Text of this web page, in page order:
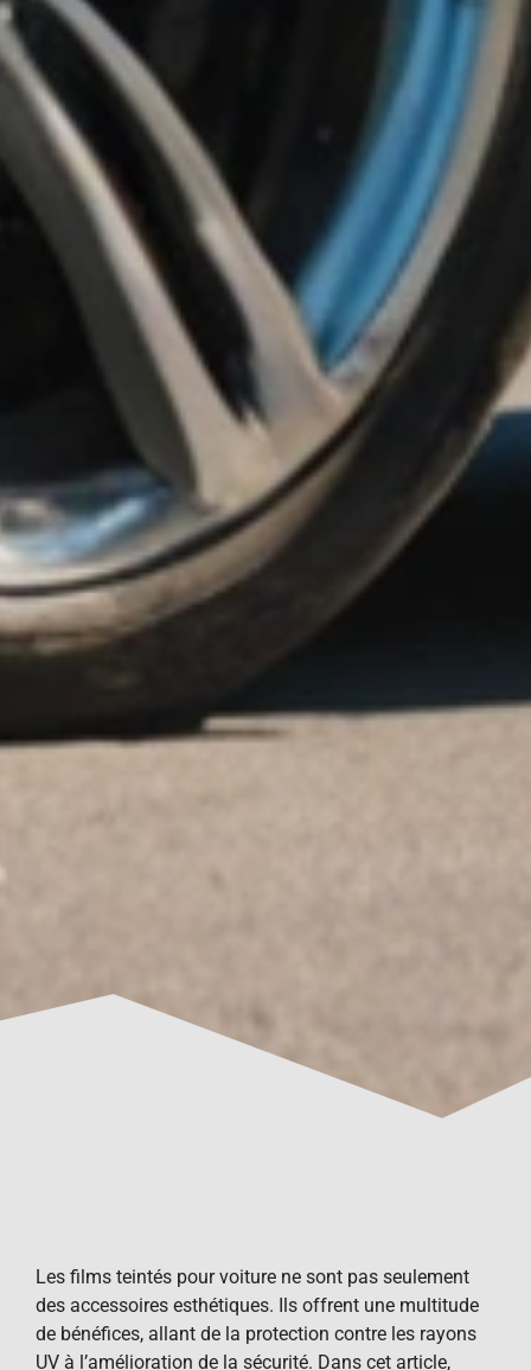
Les films teintés pour voiture ne sont pas seulement
des accessoires esthétiques. Ils offrent une multitude
de bénéfices, allant de la protection contre les rayons
UV à l’amélioration de la sécurité. Dans cet article,